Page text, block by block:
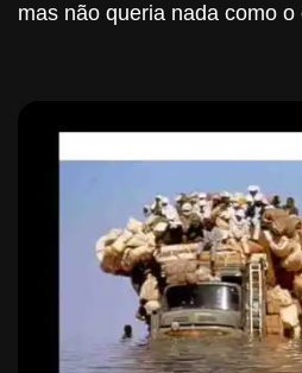
mas não queria nada como